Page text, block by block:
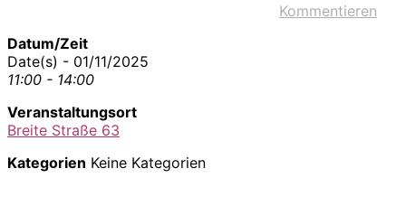
Kommentieren
Datum/Zeit
Date(s) - 01/11/2025
11:00 - 14:00
Veranstaltungsort
Breite Straße 63
Kategorien Keine Kategorien